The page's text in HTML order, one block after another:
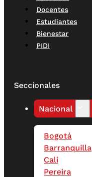
Docentes
Estudiantes
Bienestar
PIDI
Seccionales
Nacional
Bogotá
Barranquilla
Cali
Pereira